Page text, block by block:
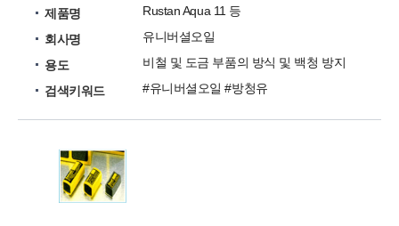
제품명
Rustan Aqua 11 등
회사명
유니버셜오일
용도
비철 및 도금 부품의 방식 및 백청 방지
검색키워드
#유니버셜오일 #방청유